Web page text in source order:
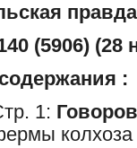
(5906) (28
:
1: